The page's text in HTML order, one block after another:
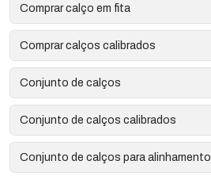
Comprar calço em fita
Comprar calços calibrados
Conjunto de calços
Conjunto de calços calibrados
Conjunto de calços para alinhamento